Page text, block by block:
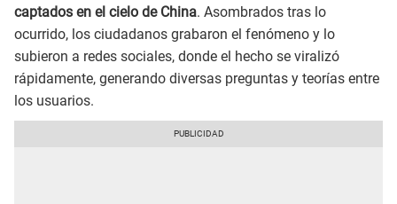
captados en el cielo de China. Asombrados tras lo
ocurrido, los ciudadanos grabaron el fenómeno y lo
subieron a redes sociales, donde el hecho se viralizó
rápidamente, generando diversas preguntas y teorías entre
los usuarios.